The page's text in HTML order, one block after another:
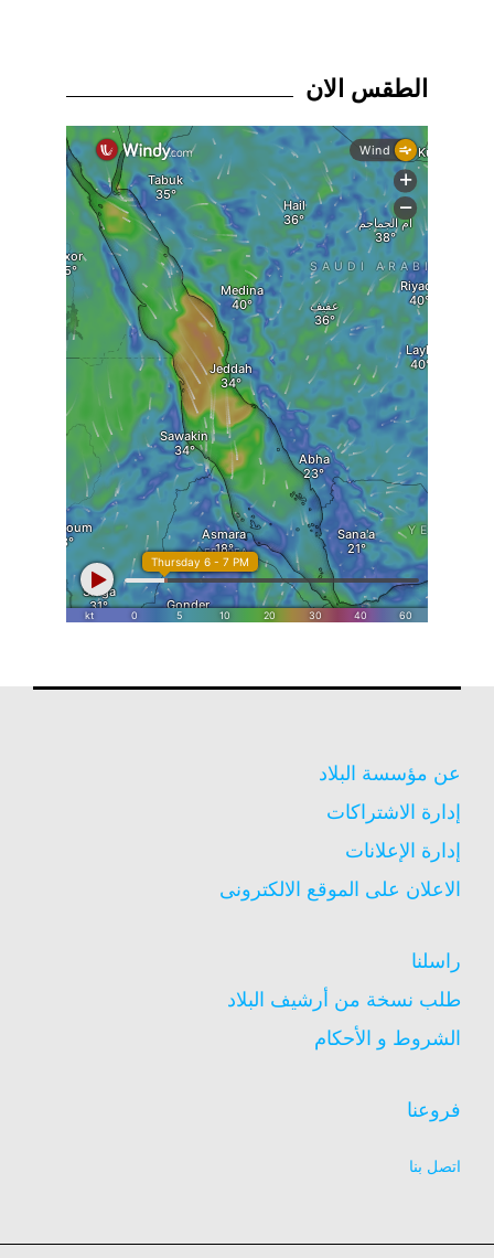
الطقس الان
عن مؤسسة البلاد
إدارة الاشتراكات
إدارة الإعلانات
الاعلان على الموقع الالكترونى
راسلنا
طلب نسخة من أرشيف البلاد
الشروط و الأحكام
فروعنا
اتصل بنا